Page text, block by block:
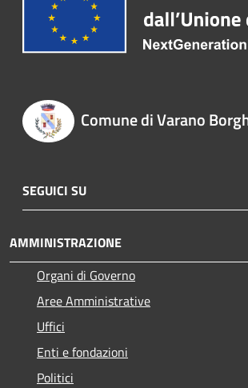
Comune di Varano
SEGUICI SU
AMMINISTRAZIONE
Organi di Governo
Aree Amministrative
Uffici
Enti e fondazioni
Politici